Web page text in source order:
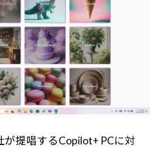
提唱するCopilot+ PCに対